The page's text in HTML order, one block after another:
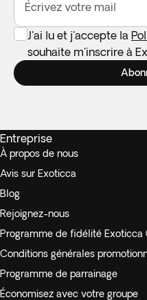
Écrivez votre mail
J'ai lu et j'accepte la
souhaite m'inscrire à
Entreprise
À propos de nous
Avis sur Exoticca
Blog
Rejoignez-nous
Programme de fidélité Exoticca
Conditions générales
Programme de parrainage
Économisez avec votre groupe